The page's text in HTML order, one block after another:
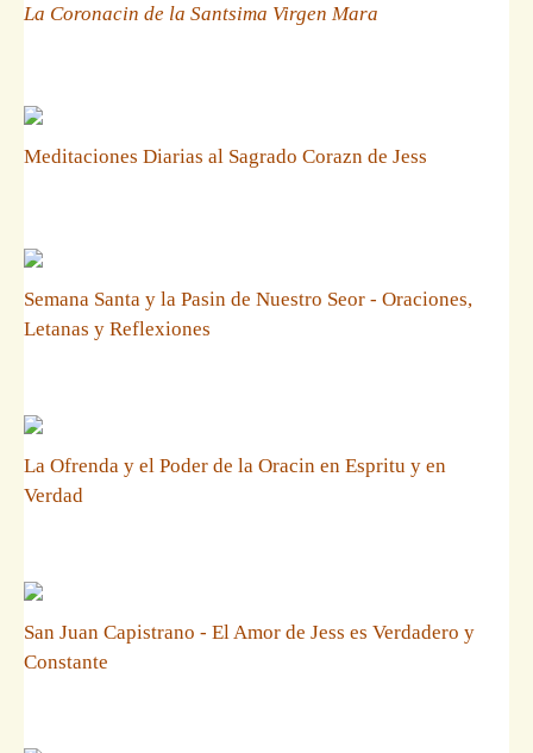
La Coronacin de la Santsima Virgen Mara
Meditaciones Diarias al Sagrado Corazn de Jess
Semana Santa y la Pasin de Nuestro Seor - Oraciones,
Letanas y Reflexiones
La Ofrenda y el Poder de la Oracin en Espritu y en
Verdad
San Juan Capistrano - El Amor de Jess es Verdadero y
Constante